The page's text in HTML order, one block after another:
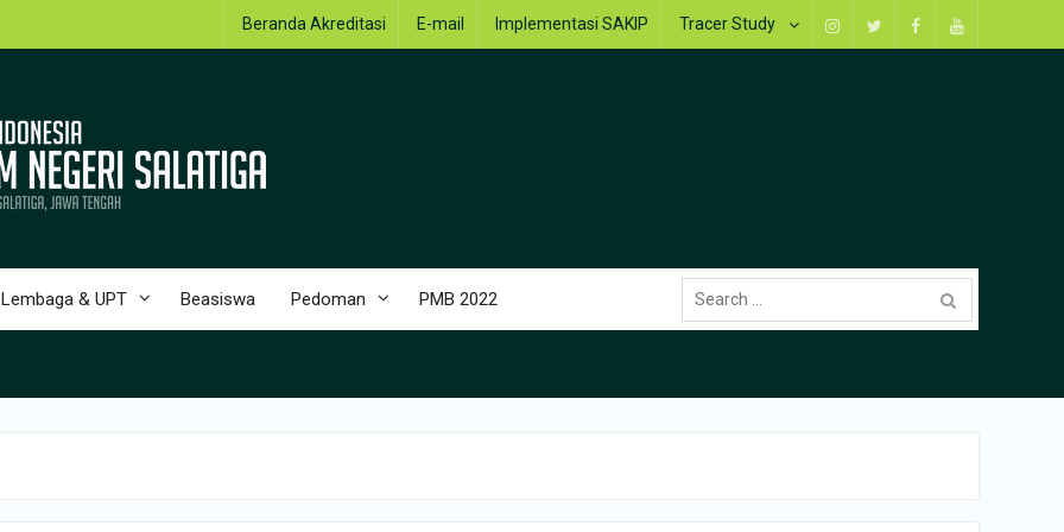
Instagram
TwitterFacebookYoutube
Beranda Akreditasi E-mail Implementasi SAKIP Tracer Study
Lembaga & UPT Beasiswa Pedoman PMB 2022
Search
for: